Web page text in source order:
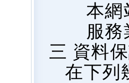
本網
服
三 資料
在下列